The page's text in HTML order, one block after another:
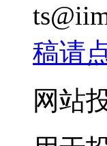
稿请
网站